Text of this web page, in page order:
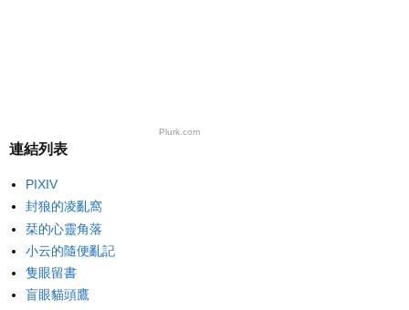
Plurk.com
連結列表
PIXIV
封狼的凌亂窩
栞的心靈角落
小云的隨便亂記
隻眼留書
盲眼貓頭鷹